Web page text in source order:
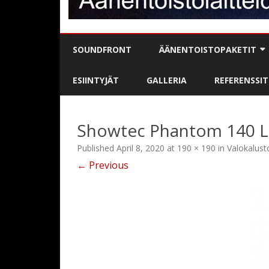
SOUNDFRONT ÄÄNENTOISTOPAKETIT
BÄNDIPAKETIT
PUHE- / JUONTOPAKETIT
KARAOKE
ESIINTYJÄT GALLERIA REFERENSSIT
Showtec Phantom 140
Published April 8, 2020 at 190 × 190 in
← Previous